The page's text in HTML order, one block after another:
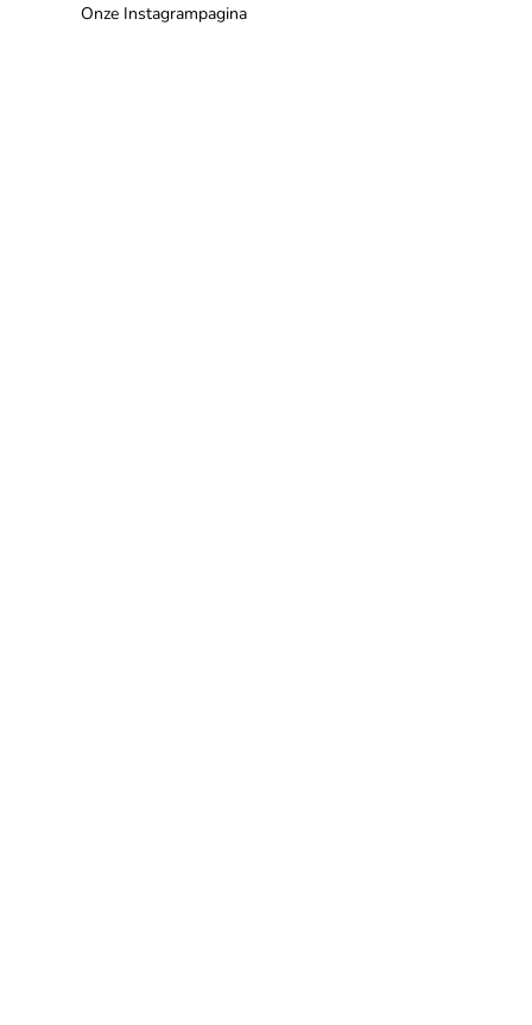
Onze Instagrampagina